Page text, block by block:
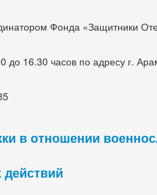
Фонда «Защитники
16.30 часов по адресу г.
в отношении